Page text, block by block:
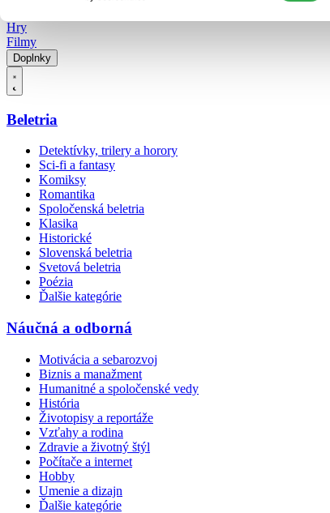
Hry
Filmy
Doplnky
Beletria
Detektívky, trilery a horory
Sci-fi a fantasy
Komiksy
Romantika
Spoločenská beletria
Klasika
Historické
Slovenská beletria
Svetová beletria
Poézia
Ďalšie kategórie
Náučná a odborná
Motivácia a sebarozvoj
Biznis a manažment
Humanitné a spoločenské vedy
História
Životopisy a reportáže
Vzťahy a rodina
Zdravie a životný štýl
Počítače a internet
Hobby
Umenie a dizajn
Ďalšie kategórie